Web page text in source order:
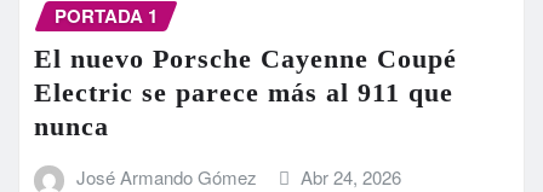
PORTADA 1
El nuevo Porsche Cayenne Coupé
Electric se parece más al 911 que
nunca
José Armando Gómez Abr 24, 2026